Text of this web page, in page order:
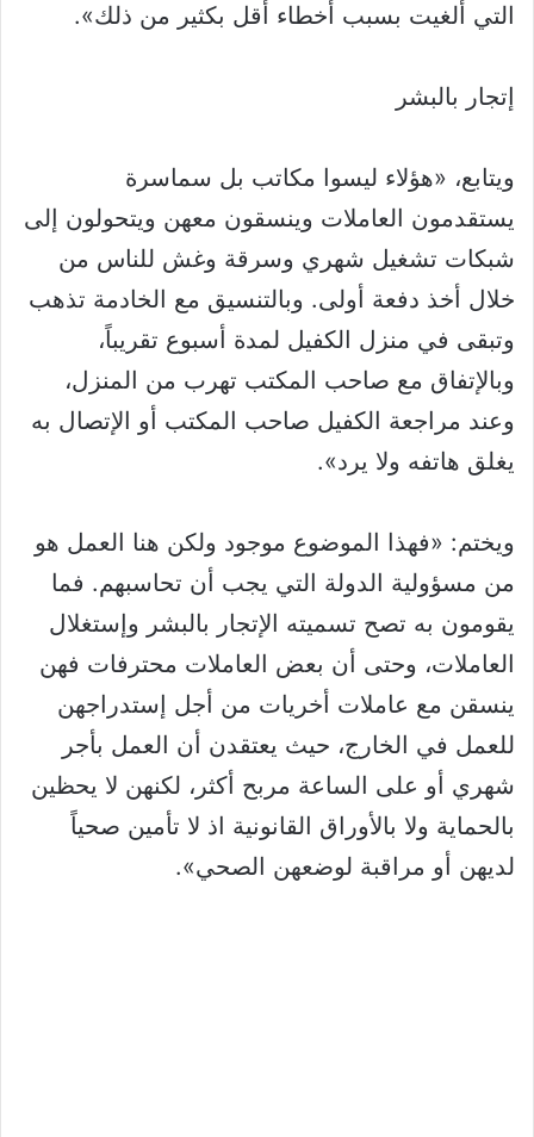
التي ألغيت بسبب أخطاء أقل بكثير من ذلك».
إتجار بالبشر
ويتابع، «هؤلاء ليسوا مكاتب بل سماسرة
يستقدمون العاملات وينسقون معهن ويتحولون إلى
شبكات تشغيل شهري وسرقة وغش للناس من
خلال أخذ دفعة أولى. وبالتنسيق مع الخادمة تذهب
وتبقى في منزل الكفيل لمدة أسبوع تقريباً،
وبالإتفاق مع صاحب المكتب تهرب من المنزل،
وعند مراجعة الكفيل صاحب المكتب أو الإتصال به
يغلق هاتفه ولا يرد».
ويختم: «فهذا الموضوع موجود ولكن هنا العمل هو
من مسؤولية الدولة التي يجب أن تحاسبهم. فما
يقومون به تصح تسميته الإتجار بالبشر وإستغلال
العاملات، وحتى أن بعض العاملات محترفات فهن
ينسقن مع عاملات أخريات من أجل إستدراجهن
للعمل في الخارج، حيث يعتقدن أن العمل بأجر
شهري أو على الساعة مربح أكثر، لكنهن لا يحظين
بالحماية ولا بالأوراق القانونية اذ لا تأمين صحياً
لديهن أو مراقبة لوضعهن الصحي».